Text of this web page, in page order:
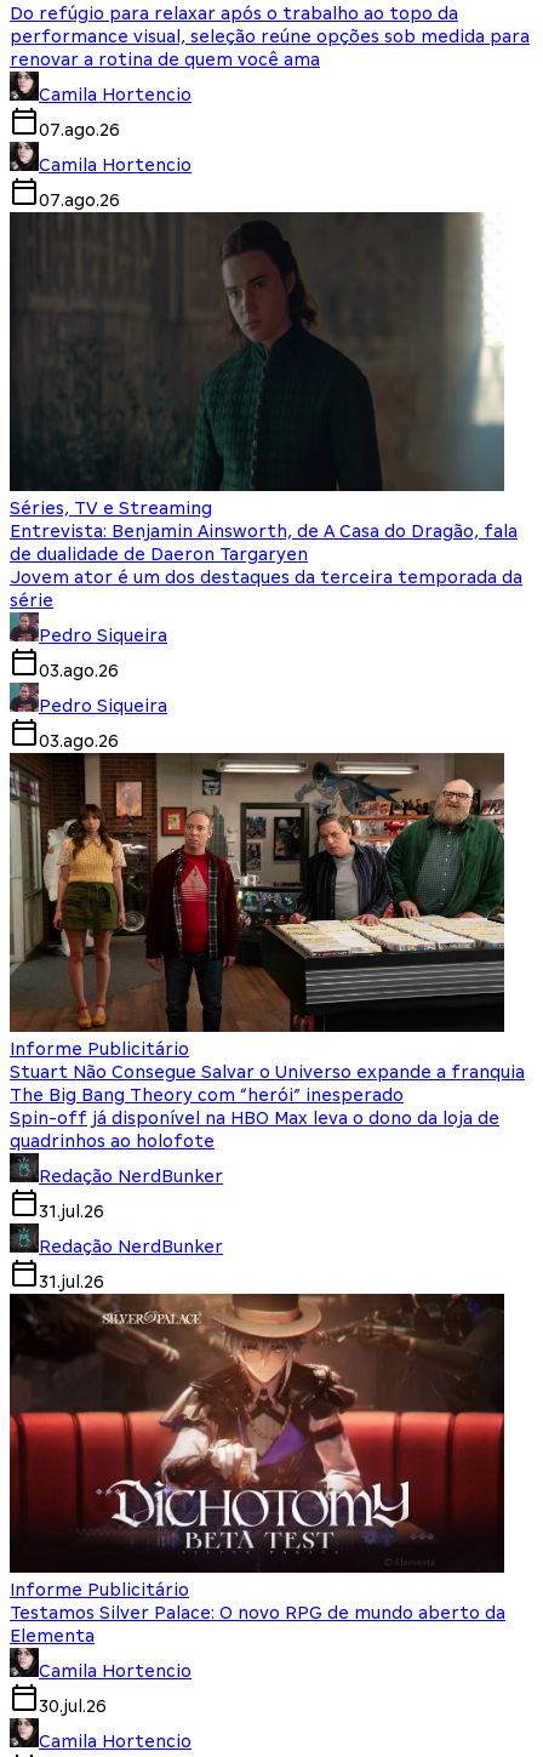
Do refúgio para relaxar após o trabalho ao topo da
performance visual, seleção reúne opções sob medida para
renovar a rotina de quem você ama
Camila Hortencio
07.ago.26
Camila Hortencio
07.ago.26
Séries, TV e Streaming
Entrevista: Benjamin Ainsworth, de A Casa do Dragão, fala
de dualidade de Daeron Targaryen
Jovem ator é um dos destaques da terceira temporada da
série
Pedro Siqueira
03.ago.26
Pedro Siqueira
03.ago.26
Informe Publicitário
Stuart Não Consegue Salvar o Universo expande a franquia
The Big Bang Theory com “herói” inesperado
Spin-off já disponível na HBO Max leva o dono da loja de
quadrinhos ao holofote
Redação NerdBunker
31.jul.26
Redação NerdBunker
31.jul.26
Informe Publicitário
Testamos Silver Palace: O novo RPG de mundo aberto da
Elementa
Camila Hortencio
30.jul.26
Camila Hortencio